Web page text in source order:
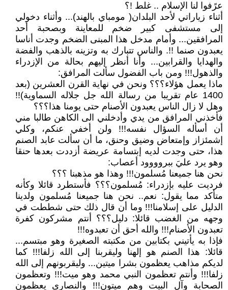
عرًفوا لنا الإسلام .. غلط !؟
أثناء زياراتي لأحد البلدان( مومباي بالهند)... وأثناء دخولي
إلى مستشفى كبير ضخم للمعاينة وبصحبة أحد
المرافقين... وأمام مدخل هذا المبنى الضخم وجدت أناسا
يعبدون صنما !!. والناس تتبارك به وتزينه بالذهب والفضة
والهدايا والقرابين... وأنا أنظر إليهم بحالة من الإزدراء
والذهول!!! ومن باب الفضول سألت المرافق:
ماذا يعمل هؤلاء؟؟؟ ونحن في نهاية القرن العشرين (بعد
1400 عام تقريبا من رسالة الله جل جلاله السماوية)!!
وهل لا زال الناس يعبدون الأصنام حتى يومنا هذا؟؟؟
فأخذني المرافق من يدي وأدخلني الى الكاهن طالبا مني
أن أسأله السؤال نفسه!!! ولن أخفي عنكم، وكلي
إشمئزاز وإمتعاض وضيق وحنق، ما أن سألت عابد الصنم
هذا، حتى وجدت لديه إبتسامة عريضة أزددت بعدها حنقا
وهو يرد عليَ ببروووود أعصاب:
نحن هنا جميعنا مُسلمون!!! وهذا هو مذهبنا ؟؟؟
فرديت عليه بإزدراء: مُسلمون؟؟؟ فأستطرد قائلا وكأنه
متأكد مما يقول: نعم.. نحن هنا جميعنا مُسلمون ولدينا
الدليل على إسلامنا!!! وما أن قال ذلك حتى شططت في
وجهه من الغضب قائلا: دليل؟؟؟ أنتم مشركون كفرة
تعبدون الأصنام!!! والله أحق أن تعبدوه!!!
فإذا به يأتيني بكتابين من مكتبته الصغيرة وهو مبتسم...
قائلا: هذا الصنم هو إلهنا وليقربنا إلى الله زلفا!!! كما
لديكم مذاهب يعظمون بشرا ميتين... وليقربونهم إلى الله
زلفا!!! وأنتم تعظمون النبي محمد وهو ميت!!! وتعظمون
الصحابة وآل البيت وهم ميتون!!! والنصارى يعظمون